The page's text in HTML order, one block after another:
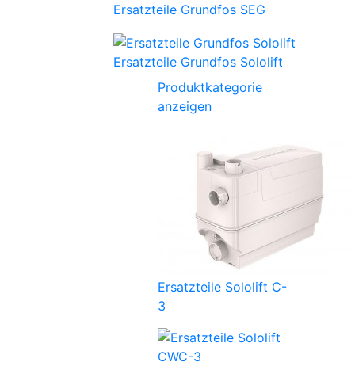
Ersatzteile Grundfos SEG
Ersatzteile Grundfos Sololift
Produktkategorie
anzeigen
Ersatzteile Sololift C-
3